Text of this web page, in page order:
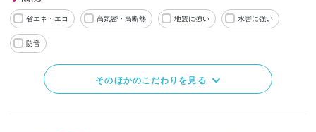
省エネ・エコ 高気密・高断熱 地震に強い 水害に強い
防音
そのほかのこだわりを見る